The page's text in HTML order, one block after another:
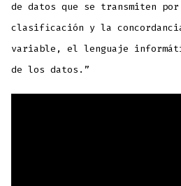
de datos que se transmiten
clasificación y la
variable, el lenguaje
de los datos.”